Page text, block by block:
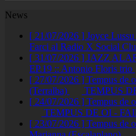
News
[ 21/07/2026 ] Joyce
Farci al Radio X Social
[ 31/07/2026 ] JAZZ
EP.19 :: Antonio Floris trio
[ 27/07/2026 ] Tempus de
(Terralba)
TEMPUS
[ 24/07/2026 ] Tempus de
TEMPUS DE OI -
[ 23/07/2026 ] Tempus de